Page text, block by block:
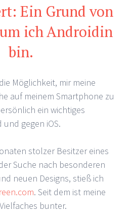
Ein Grund von
ich Androidin
bin.
Möglichkeit, mir meine
auf meinem Smartphone zu
ein wichtiges
gegen iOS.
stolzer Besitzer eines
Suche nach besonderen
neuen Designs, stieß ich
. Seit dem ist meine
bunter.